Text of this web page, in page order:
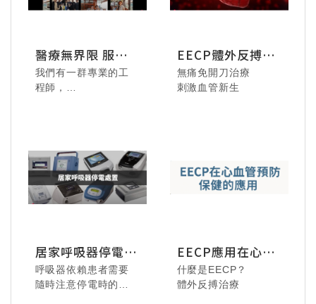
115.08.02 德安居家-
魔女宅急便音樂劇，
115.08.02 德安居家-
飛進奇幻世界，心被
時光。
115.8.2 - 解鎖手作新
段。
光充滿溫度與回憶。
邀請您一同回顧這些
動人的瞬間，珍藏醫
115.07.29 忠港醫院
- 來一場極致溫柔的
醫療無界限 服務
零距離
我們有一群專業的工
程師，
EECP體外反搏療
法
無痛免開刀治療
刺激血管新生
居家呼吸器停電時
的處置
呼吸器依賴患者需要
隨時注意停電時的應
EECP應用在心血
管預防保健
什麼是EECP？
體外反搏治療